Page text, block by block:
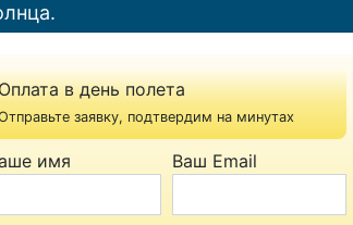
в день полета
заявку, подтвердим на минутах
имя Ваш Email